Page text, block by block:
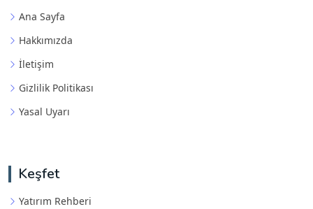
Ana Sayfa
Hakkımızda
İletişim
Gizlilik Politikası
Yasal Uyarı
Keşfet
Yatırım Rehberi